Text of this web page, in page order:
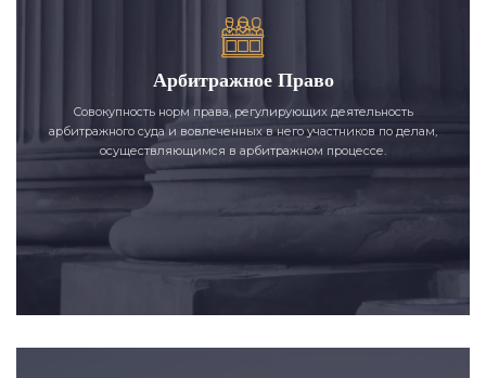
Арбитражное Право
Совокупность норм права, регулирующих деятельность
арбитражного суда и вовлеченных в него участников по делам,
осуществляющимся в арбитражном процессе.